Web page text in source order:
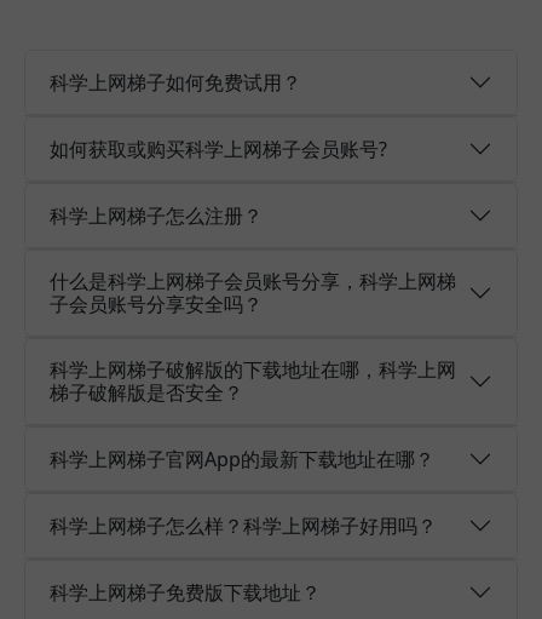
科学上网梯子如何免费试用？
如何获取或购买科学上网梯子会员账号?
科学上网梯子怎么注册？
什么是科学上网梯子会员账号分享，科学上网梯
子会员账号分享安全吗？
科学上网梯子破解版的下载地址在哪，科学上网
梯子破解版是否安全？
科学上网梯子官网App的最新下载地址在哪？
科学上网梯子怎么样？科学上网梯子好用吗？
科学上网梯子免费版下载地址？